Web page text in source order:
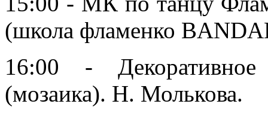
(школа фламенко
16:00 -
(мозаика). Н. Молькова.